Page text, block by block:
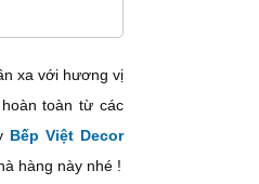
xa với hương vị
toàn từ các
Bếp Việt Decor
hàng này nhé !